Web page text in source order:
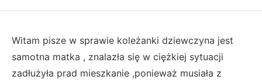
Witam pisze w sprawie koleżanki dziewczyna jest
samotna matka , znalazła się w ciężkiej sytuacji
zadłużyła prad mieszkanie ,ponieważ musiała z